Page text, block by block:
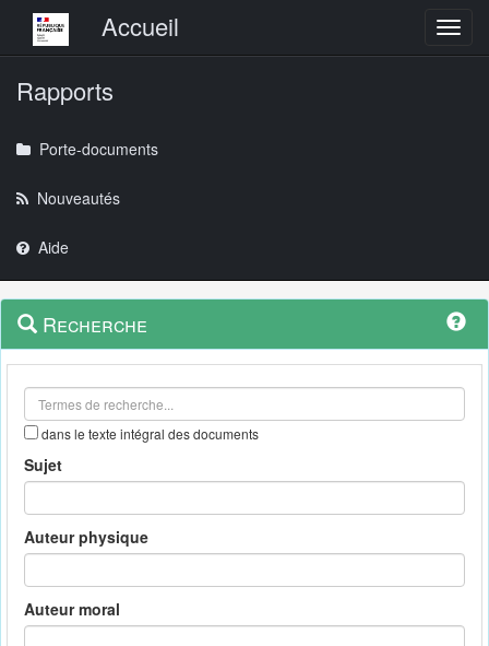
Menu principalAccueil
Rapports
Porte-documents
Nouveautés
Aide
Navigation
outils
Menu
contextuel
Recherche
dans le texte intégral des documents
Sujet
Auteur physique
Auteur moral